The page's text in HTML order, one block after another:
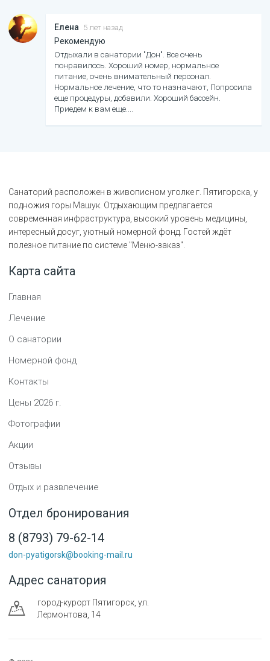
целом, осталось хорошее впечатление.
Елена 5 лет назад
Рекомендую
Отдыхали в санатории "Дон". Все очень
понравилось. Хороший номер, нормальное
питание, очень внимательный персонал.
Нормальное лечение, что то назначают, Попросила
еще процедуры, добавили. Хороший бассейн.
Приедем к вам еще.
Санаторий расположен в живописном уголке г. Пятигорска, у
подножия горы Машук. Отдыхающим предлагается
современная инфраструктура, высокий уровень медицины,
интересный досуг, уютный номерной фонд. Гостей ждёт
полезное питание по системе "Меню-заказ".
Карта сайта
Главная
Лечение
О санатории
Номерной фонд
Контакты
Цены 2026 г.
Фотографии
Акции
Отзывы
Отдых и развлечение
Отдел бронирования
8 (8793) 79-62-14
don-pyatigorsk@booking-mail.ru
Адрес санатория
город-курорт Пятигорск ул.
Лермонтова, 14